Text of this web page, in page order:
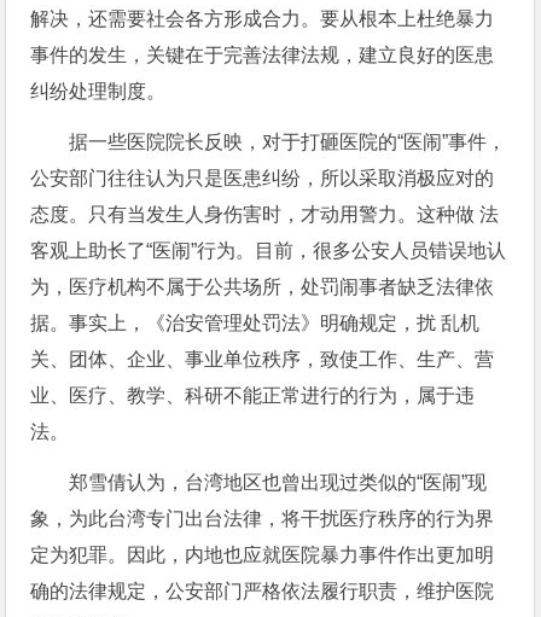
解决，还需要社会各方形成合力。要从根本上杜绝暴力
事件的发生，关键在于完善法律法规，建立良好的医患
纠纷处理制度。
据一些医院院长反映，对于打砸医院的“医闹”事件，
公安部门往往认为只是医患纠纷，所以采取消极应对的
态度。只有当发生人身伤害时，才动用警力。这种做 法
客观上助长了“医闹”行为。目前，很多公安人员错误地认
为，医疗机构不属于公共场所，处罚闹事者缺乏法律依
据。事实上，《治安管理处罚法》明确规定，扰 乱机
关、团体、企业、事业单位秩序，致使工作、生产、营
业、医疗、教学、科研不能正常进行的行为，属于违
法。
郑雪倩认为，台湾地区也曾出现过类似的“医闹”现
象，为此台湾专门出台法律，将干扰医疗秩序的行为界
定为犯罪。因此，内地也应就医院暴力事件作出更加明
确的法律规定，公安部门严格依法履行职责，维护医院